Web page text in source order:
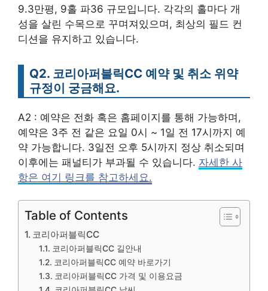
9.3만평, 9홀 파36 규모입니다. 각각의 홀마다 개
성을 살린 수목으로 꾸며져있으며, 최상의 필드 컨
디션을 유지하고 있습니다.
Q2. 코리아퍼블릭CC 예약 및 취소 위약
규정이 궁금해요.
A2 : 예약은 전화 혹은 홈페이지를 통해 가능하며,
예약은 3주 전 같은 요일 0시 ~ 1일 전 17시까지 예
약 가능합니다. 3일전 오후 5시까지 정상 취소되며
이후에는 패널티가 부과될 수 있습니다. 자세한 사
항은 여기 링크를 참고하세요.
Table of Contents
코리아퍼블릭CC
코리아퍼블릭CC 길안내
코리아퍼블릭CC 예약 바로가기
코리아퍼블릭CC 가격 및 이용요금